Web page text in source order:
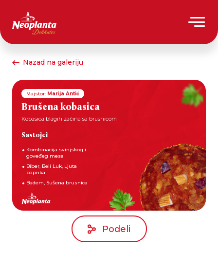
Nazad na galeriju
Majstor: Marija Antić
Brušena kobasica
Kobasica blagih začina sa brusnicom
Sastojci
Kombinacija svinjskog i
goveđeg mesa
Biber, Beli Luk, Ljuta
paprika
Badem, Sušena brusnica
Podeli